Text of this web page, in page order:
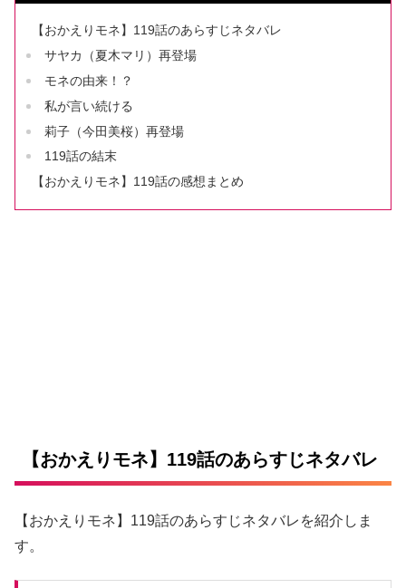
【おかえりモネ】119話のあらすじネタバレ
サヤカ（夏木マリ）再登場
モネの由来！？
私が言い続ける
莉子（今田美桜）再登場
119話の結末
【おかえりモネ】119話の感想まとめ
【おかえりモネ】119話のあらすじネタバレ
【おかえりモネ】119話のあらすじネタバレを紹介しま
す。